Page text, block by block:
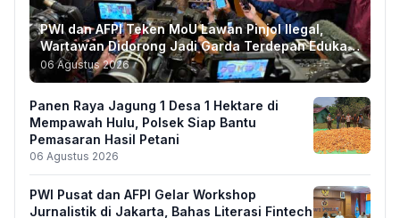
PWI dan AFPI Teken MoU Lawan Pinjol Ilegal,
Wartawan Didorong Jadi Garda Terdepan Edukasi
Publik
06 Agustus 2026
Panen Raya Jagung 1 Desa 1 Hektare di
Mempawah Hulu, Polsek Siap Bantu
Pemasaran Hasil Petani
06 Agustus 2026
PWI Pusat dan AFPI Gelar Workshop
Jurnalistik di Jakarta, Bahas Literasi Fintech